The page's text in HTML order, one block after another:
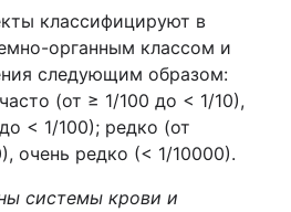
классифицируют в
органным классом и
следующим образом:
(от ≥ 1/100 до < 1/10),
< 1/100); редко (от
очень редко (< 1/10000).
системы крови и